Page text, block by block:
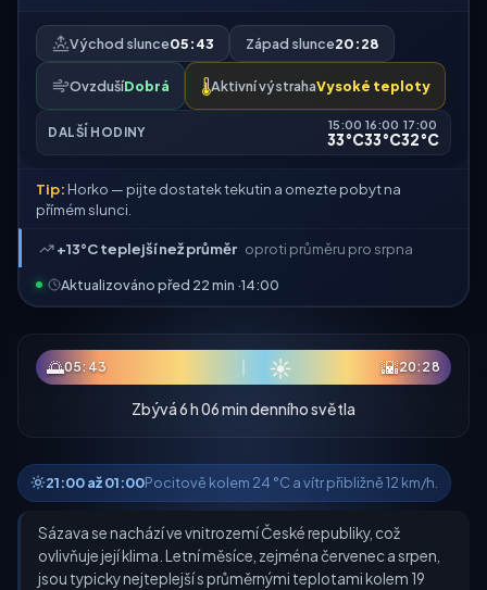
Východ slunce05:43 Západ slunce20:28
OvzdušíDobrá 🌡️Aktivní výstrahaVysoké teploty
DALŠÍ HODINY
15:00
33°C
16:00
33°C
17:00
32°C
Tip: Horko — pijte dostatek tekutin a omezte pobyt na
přímém slunci.
+13°C teplejší než průměr oproti průměru pro srpna
Aktualizováno před 22 min ·14:00
🌅05:43 ☀ 🌇20:28
Zbývá 6 h 06 min denního světla
21:00 až 01:00Pocitově kolem 24 °C a vítr přibližně 12 km/h.
Sázava se nachází ve vnitrozemí České republiky, což
ovlivňuje její klima. Letní měsíce, zejména červenec a srpen,
jsou typicky nejteplejší s průměrnými teplotami kolem 19